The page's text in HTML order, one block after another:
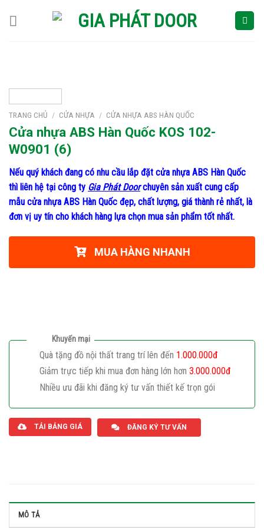
TRANG CHỦ / CỬA NHỰA / CỬA NHỰA ABS HÀN QUỐC
Cửa nhựa ABS Hàn Quốc KOS 102-
W0901 (6)
Nếu quý khách đang có nhu cầu lắp đặt cửa nhựa ABS Hàn Quốc
thì liên hệ tại công ty Gia Phát Doorchuyên sản xuất cung cấp
mẫu cửa nhựa ABS Hàn Quốc đẹp, chất lượng, giá thành rẻ nhất, là
đơn vị uy tín cho khách hàng lựa chọn mua sản phẩm tốt nhất.
MUA HÀNG NHANH
Khuyến mại
Quà tặng đồ nội thất trang trí lên đến 1.000.000đ
Giảm trực tiếp khi mua đơn hàng lớn hơn 3.000.000đ
Nhiều ưu đãi khi đăng ký tư vấn thiết kế trọn gói
TẢI BẢNG GIÁ ĐĂNG KÝ TƯ VẤN
MÔ TẢ